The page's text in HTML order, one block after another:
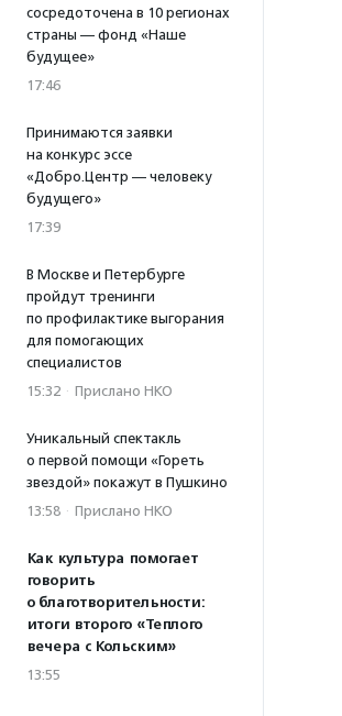
сосредоточена в 10 регионах
страны — фонд «Наше
будущее»
17:46
Принимаются заявки
на конкурс эссе
«Добро.Центр — человеку
будущего»
17:39
В Москве и Петербурге
пройдут тренинги
по профилактике выгорания
для помогающих
специалистов
15:32 · Прислано НКО
Уникальный спектакль
о первой помощи «Гореть
звездой» покажут в Пушкино
13:58 · Прислано НКО
Как культура помогает
говорить
о благотворительности:
итоги второго «Теплого
вечера с Кольским»
13:55